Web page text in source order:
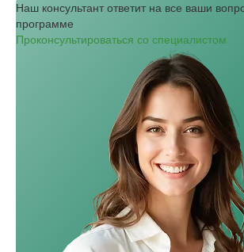
Наш консультант ответит на все ваши
программе
Проконсультироваться со специалистом